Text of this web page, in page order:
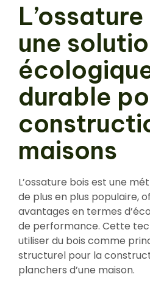
une
durable
maisons
L’ossature bois est une
de plus en plus populaire,
avantages en termes
de performance. Cette
utiliser du bois comme
structurel pour la
planchers d’une maison.